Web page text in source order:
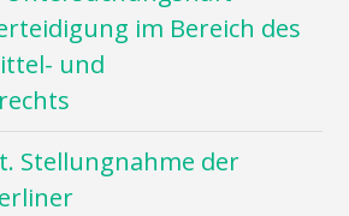
im Bereich des
und
Stellungnahme der